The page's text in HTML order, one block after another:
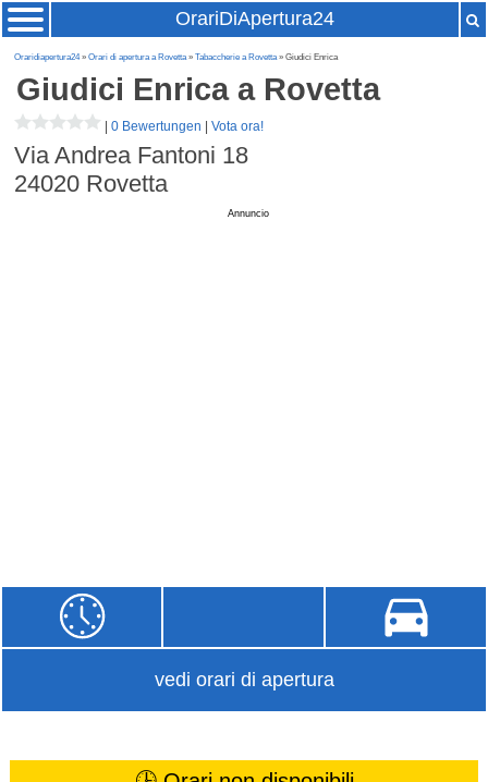
OrariDiApertura24
Oraridiapertura24»Orari di apertura a Rovetta»Tabaccherie a Rovetta» Giudici Enrica
Giudici Enricaa Rovetta
|0 Bewertungen |Vota ora!
Via Andrea Fantoni 18
24020 Rovetta
Annuncio
vedi orari di apertura